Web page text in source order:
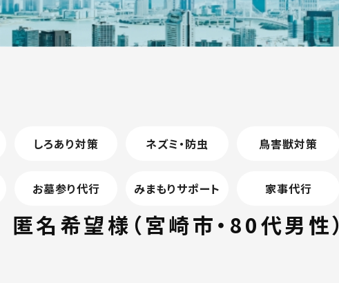
しろあり対策 ネズミ・防虫 鳥害獣対策
お墓参り代行 みまもりサポート 家事代行
匿名希望様（宮崎市・80代男性）